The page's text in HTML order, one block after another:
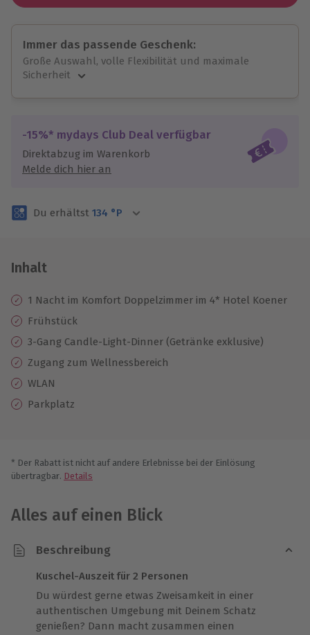
Immer das passende Geschenk:
Große Auswahl, volle Flexibilität und maximale
Sicherheit
Jeder Gutschein für alle Erlebnisse einlösbar.
Maximale Sicherheit
3 Jahre gültig & verlängerbar.
-15%* mydays Club Deal verfügbar
Direktabzug im Warenkorb
Melde dich hier an
Du erhältst 134 °P
Inhalt
1 Nacht im Komfort Doppelzimmer im 4* Hotel Koener
Frühstück
3-Gang Candle-Light-Dinner (Getränke exklusive)
Zugang zum Wellnessbereich
WLAN
Parkplatz
* Der Rabatt ist nicht auf andere Erlebnisse bei der Einlösung
übertragbar. Details
Alles auf einen Blick
Beschreibung
Kuschel-Auszeit für 2 Personen
Du würdest gerne etwas Zweisamkeit in einer
authentischen Umgebung mit Deinem Schatz
genießen? Dann macht zusammen einen